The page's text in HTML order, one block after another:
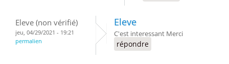
Eleve (non vérifié)
jeu, 04/29/2021 - 19:21
permalien
Eleve
C'est interessant Merci
répondre